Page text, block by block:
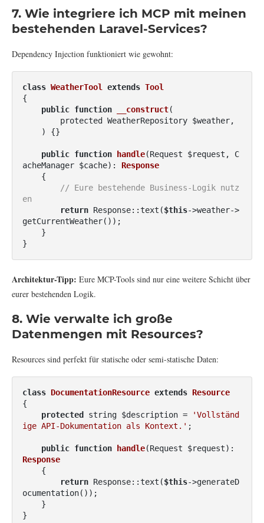
7. Wie integriere ich MCP mit meinen
bestehenden Laravel-Services?
Dependency Injection funktioniert wie gewohnt:
class WeatherTool extends Tool
{
public function __construct(
    )
{}
public function handle(Request $request, C
acheManager $cache) : Response
{
// Eure bestehende Business-Logik nutz
en
return Response::text($this->weather->
getCurrentWeather());
}
Architektur-Tipp: Eure MCP-Tools sind nur eine weitere Schicht über
eurer bestehenden Logik.
8. Wie verwalte ich große
Datenmengen mit Resources?
Resources sind perfekt für statische oder semi-statische Daten:
class DocumentationResource extends Resource
{
protected
string $description =
'Vollständ
ige API-Dokumentation als Kontext.' ;
public function handle(Request $request) :
Response
{
return Response::text($this->generateD
ocumentation());
}